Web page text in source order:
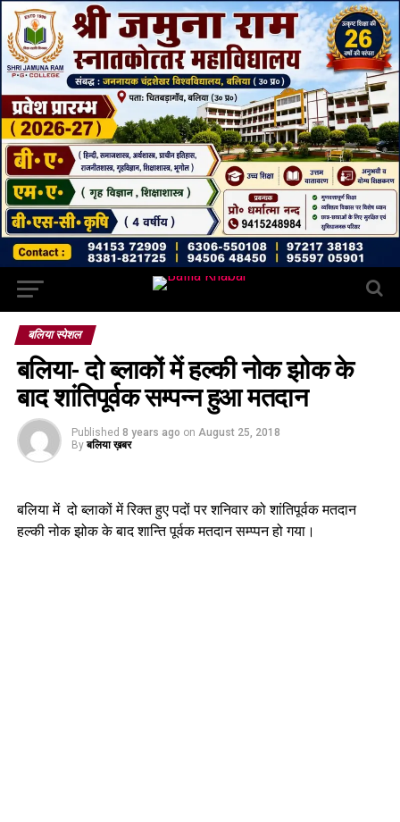
बलिया स्पेशल
बलिया- दो ब्लाकों में हल्की नोक झोक के
बाद शांतिपूर्वक सम्पन्न हुआ मतदान
Published 8 years ago on August 25, 2018
By बलिया ख़बर
बलिया में दो ब्लाकों में रिक्त हुए पदों पर शनिवार को शांतिपूर्वक मतदान
हल्की नोक झोक के बाद शान्ति पूर्वक मतदान सम्प्पन हो गया।